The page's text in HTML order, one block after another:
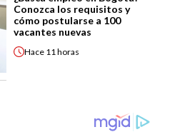
Conozca los requisitos y
cómo postularse a 100
vacantes nuevas
Hace 11 horas